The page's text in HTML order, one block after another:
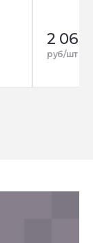
2 065
руб/шт